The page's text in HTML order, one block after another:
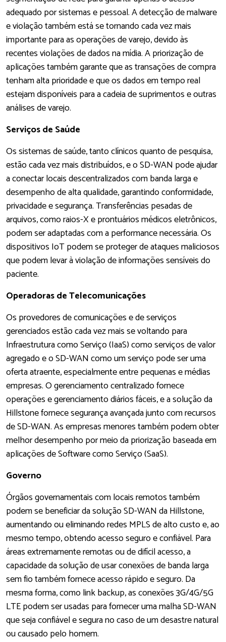
adequado por sistemas e pessoal. A detecção de malware
e violação também está se tornando cada vez mais
importante para as operações de varejo, devido às
recentes violações de dados na mídia. A priorização de
aplicações também garante que as transações de compra
tenham alta prioridade e que os dados em tempo real
estejam disponíveis para a cadeia de suprimentos e outras
análises de varejo.
Serviços de Saúde
Os sistemas de saúde, tanto clínicos quanto de pesquisa,
estão cada vez mais distribuídos, e o SD-WAN pode ajudar
a conectar locais descentralizados com banda larga e
desempenho de alta qualidade, garantindo conformidade,
privacidade e segurança. Transferências pesadas de
arquivos, como raios-X e prontuários médicos eletrônicos,
podem ser adaptadas com a performance necessária. Os
dispositivos IoT podem se proteger de ataques maliciosos
que podem levar à violação de informações sensíveis do
paciente.
Operadoras de Telecomunicações
Os provedores de comunicações e de serviços
gerenciados estão cada vez mais se voltando para
Infraestrutura como Serviço (IaaS) como serviços de valor
agregado e o SD-WAN como um serviço pode ser uma
oferta atraente, especialmente entre pequenas e médias
empresas. O gerenciamento centralizado fornece
operações e gerenciamento diários fáceis, e a solução da
Hillstone fornece segurança avançada junto com recursos
de SD-WAN. As empresas menores também podem obter
melhor desempenho por meio da priorização baseada em
aplicações de Software como Serviço (SaaS).
Governo
Órgãos governamentais com locais remotos também
podem se beneficiar da solução SD-WAN da Hillstone,
aumentando ou eliminando redes MPLS de alto custo e, ao
mesmo tempo, obtendo acesso seguro e confiável. Para
áreas extremamente remotas ou de difícil acesso, a
capacidade da solução de usar conexões de banda larga
sem fio também fornece acesso rápido e seguro. Da
mesma forma, como link backup, as conexões 3G/4G/5G
LTE podem ser usadas para fornecer uma malha SD-WAN
que seja confiável e segura no caso de um desastre natural
ou causado pelo homem.